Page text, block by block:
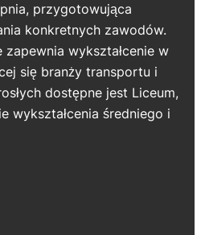
przygotowująca
konkretnych zawodów.
wykształcenie w
się branży transportu i
dostępne jest Liceum,
wykształcenia średniego i